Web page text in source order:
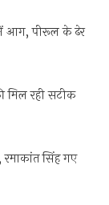
आग, पीरूल के ढेर
मिल रही सटीक
रमाकांत सिंह गए